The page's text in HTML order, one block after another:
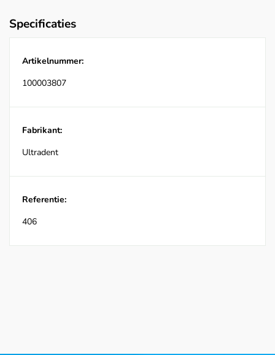
Specificaties
Artikelnummer:
100003807
Fabrikant:
Ultradent
Referentie:
406